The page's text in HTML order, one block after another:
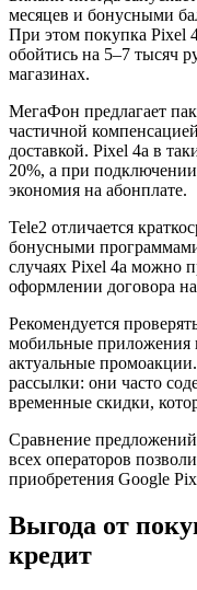
месяцев и бонусными
При этом покупка Pixel
обойтись на 5–7 тысяч
магазинах.
МегаФон предлагает
частичной
доставкой. Pixel 4a в
20%, а при
экономия на абонплате.
Tele2 отличается
бонусными
случаях Pixel 4a можно
оформлении договора
Рекомендуется
мобильные приложения
актуальные
рассылки: они часто
временные скидки,
Сравнение
всех операторов
приобретения Google
Выгода от
кредит